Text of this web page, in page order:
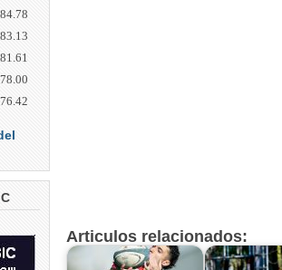
84.78
83.13
81.61
78.00
76.42
Articulos relacionados: